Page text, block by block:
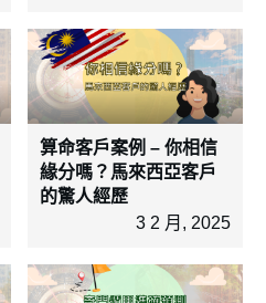
算命客戶案例 – 你相信
緣分嗎？馬來西亞客戶
的驚人經歷
3 2 月, 2025